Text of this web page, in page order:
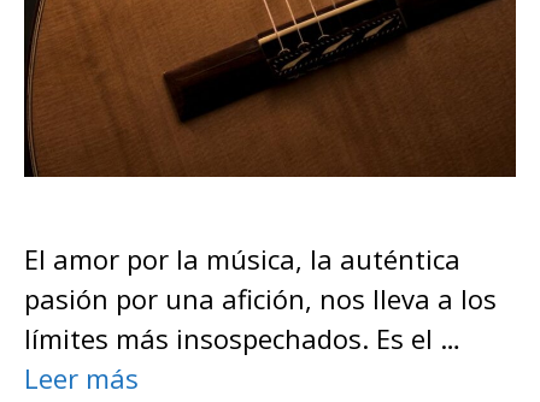
El amor por la música, la auténtica
pasión por una afición, nos lleva a los
límites más insospechados. Es el …
Leer más